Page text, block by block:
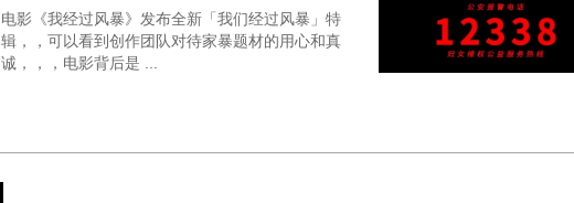
上 ...
电影《我经过风暴》发布全新「我们经过风暴」特
辑，，可以看到创作团队对待家暴题材的用心和真
诚，，，电影背后是 ...
由秦海燕编剧并执导，，，，路阳、、、、王红卫